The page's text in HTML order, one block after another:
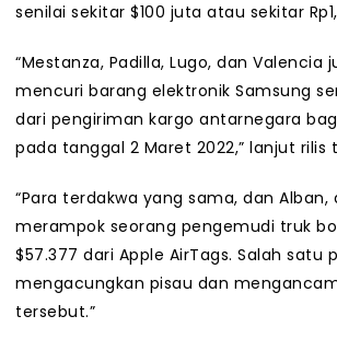
senilai sekitar $100 juta atau sekitar
“Mestanza, Padilla, Lugo, dan Valencia
mencuri barang elektronik Samsung
dari pengiriman kargo antarnegara
pada tanggal 2 Maret 2022,” lanjut rilis
“Para terdakwa yang sama, dan
merampok seorang pengemudi truk
$57.377 dari Apple AirTags. Salah satu
mengacungkan pisau dan
tersebut.”